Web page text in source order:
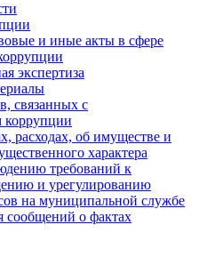
и иные акты в сфере
экспертиза
связанных с
коррупции
расходах, об имуществе и
характера
требований к
и урегулированию
на муниципальной службе
сообщений о фактах